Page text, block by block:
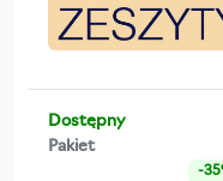
Dostępny
Pakiet
-